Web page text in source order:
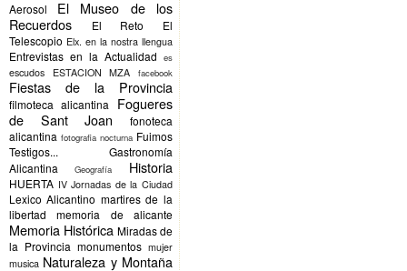
Aerosol
El Museo de los
Recuerdos
El Reto
El
Telescopio Elx. en la nostra llengua
Entrevistas en la Actualidad es
escudos ESTACION MZA facebook
Fiestas de la Provincia
filmoteca alicantina
Fogueres
de Sant Joan
fonoteca
alicantina fotografia nocturna Fuimos
Testigos...
Gastronomía
Alicantina
Geografía Historia
HUERTA IV Jornadas de la Ciudad
Lexico Alicantino martires de la
libertad
memoria de alicante
Memoria Histórica Miradas de
la Provincia monumentos mujer
musica Naturaleza y Montaña